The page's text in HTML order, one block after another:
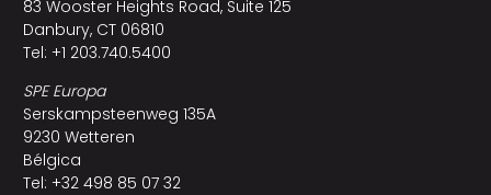
83 Wooster Heights Road, Suite 125
Danbury, CT 06810
Tel: +1 203.740.5400
SPE Europa
Serskampsteenweg 135A
9230 Wetteren
Bélgica
Tel: +32 498 85 07 32